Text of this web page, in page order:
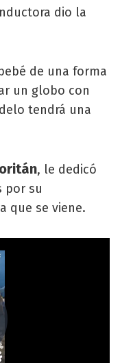
dio la
de una forma
un globo con
tendrá una
, le dedicó
por su
que se viene.